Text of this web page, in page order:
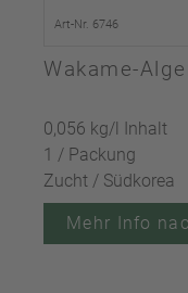
Art-Nr. 6746
Wakame-
0,056 kg/l Inhalt
1 / Packung
Zucht / Südkorea
Mehr Info